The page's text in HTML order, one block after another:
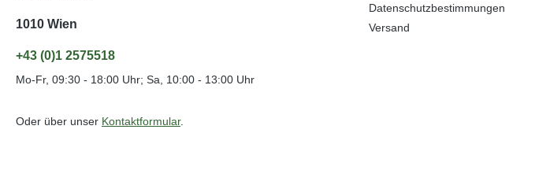
1010 Wien
+43 (0)1 2575518
Mo-Fr, 09:30 - 18:00 Uhr; Sa, 10:00 - 13:00 Uhr
Oder über unser Kontaktformular.
Datenschutzbestimmungen
Versand